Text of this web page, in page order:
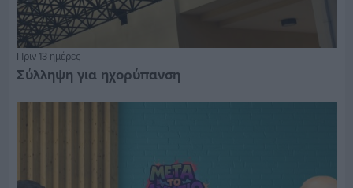
Πριν 13 ημέρες
Σύλληψη για ηχορύπανση